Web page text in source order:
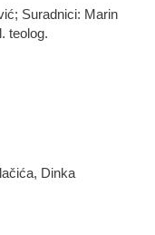
Suradnici: Marin
teolog.
Dinka